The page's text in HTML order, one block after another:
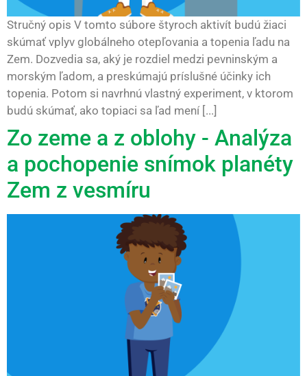
Stručný opis V tomto súbore štyroch aktivít budú žiaci
skúmať vplyv globálneho otepľovania a topenia ľadu na
Zem. Dozvedia sa, aký je rozdiel medzi pevninským a
morským ľadom, a preskúmajú príslušné účinky ich
topenia. Potom si navrhnú vlastný experiment, v ktorom
budú skúmať, ako topiaci sa ľad mení [...]
Zo zeme a z oblohy - Analýza
a pochopenie snímok planéty
Zem z vesmíru